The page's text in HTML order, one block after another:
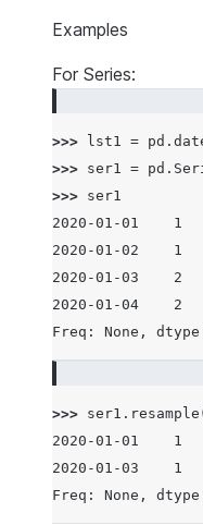
Examples
For Series:
>>> lst1 = pd .
>>> ser1 = pd .
>>> ser1
2020-01-01    1
2020-01-02    1
2020-01-03    2
2020-01-04    2
Freq: None,
>>> ser1 . resample
2020-01-01    1
2020-01-03    1
Freq: None,